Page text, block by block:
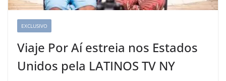
EXCLUSIVO
Viaje Por Aí estreia nos Estados
Unidos pela LATINOS TV NY